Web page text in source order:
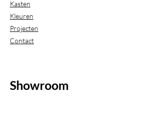
Kasten
Kleuren
Projecten
Contact
Showroom